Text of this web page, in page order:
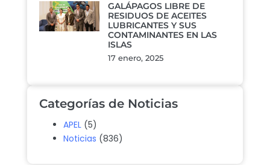
GALÁPAGOS LIBRE DE
RESIDUOS DE ACEITES
LUBRICANTES Y SUS
CONTAMINANTES EN LAS
ISLAS
17 enero, 2025
Categorías de Noticias
APEL (5)
Noticias (836)